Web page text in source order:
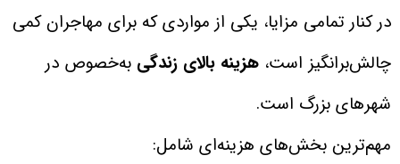
در کنار تمامی مزایا، یکی از مواردی که برای مهاجران کمی
چالش‌برانگیز است، هزینه بالای زندگی به‌خصوص در
شهرهای بزرگ است.
مهم‌ترین بخش‌های هزینه‌ای شامل: